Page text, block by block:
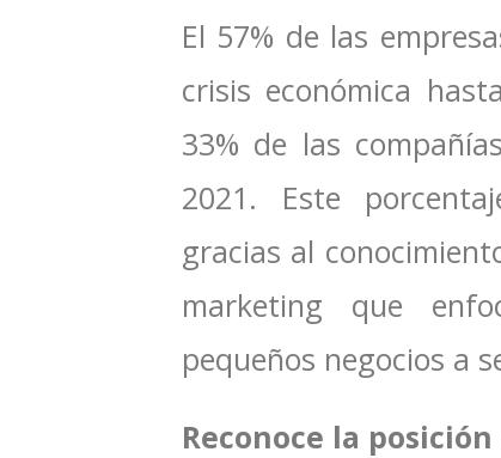
El 57% de las
crisis económica
33% de las
2021. Este
gracias al
marketing que
pequeños negocios a
Reconoce la